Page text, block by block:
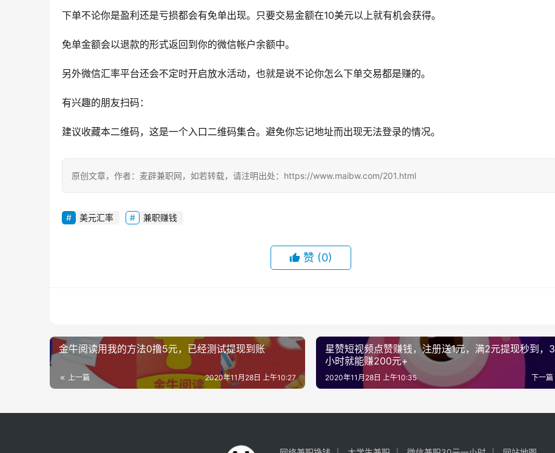
下单不论你是盈利还是亏损都会有免单出现。只要交易金额在10美元以上就有机会获得。
免单金额会以退款的形式返回到你的微信帐户余额中。
另外微信汇率平台还会不定时开启放水活动，也就是说不论你怎么下单交易都是赚的。
有兴趣的朋友扫码：
建议收藏本二维码，这是一个入口二维码集合。避免你忘记地址而出现无法登录的情况。
原创文章，作者：麦辟兼职网，如若转载，请注明出处：https://www.maibw.com/201.html
美元汇率 兼职赚钱
赞 (0)
金牛阅读用我的方法0撸5元，已经测试提现到账
上一篇 2020年11月28日 上午10:27
星赞短视频点赞赚钱，注册送1元，满2元提现秒到，3
小时就能赚200元+
下一篇
2020年11月28日 上午10:35